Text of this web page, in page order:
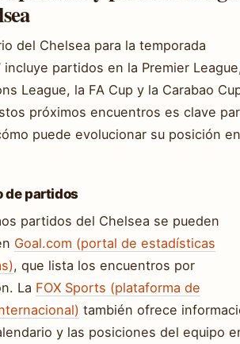
del Chelsea para la temporada
incluye partidos en la Premier
League, la FA Cup y la Carabao
próximos encuentros es clave
puede evolucionar su posición en
de partidos
partidos del Chelsea se pueden
Goal.com (portal de estadísticas
, que lista los encuentros por
La FOX Sports (plataforma de
también ofrece
y las posiciones del equipo